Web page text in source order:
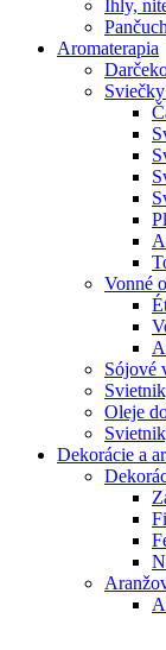
Ihly,
Aromaterapia
Vonné
Sójové
Oleje
Dekorácie a